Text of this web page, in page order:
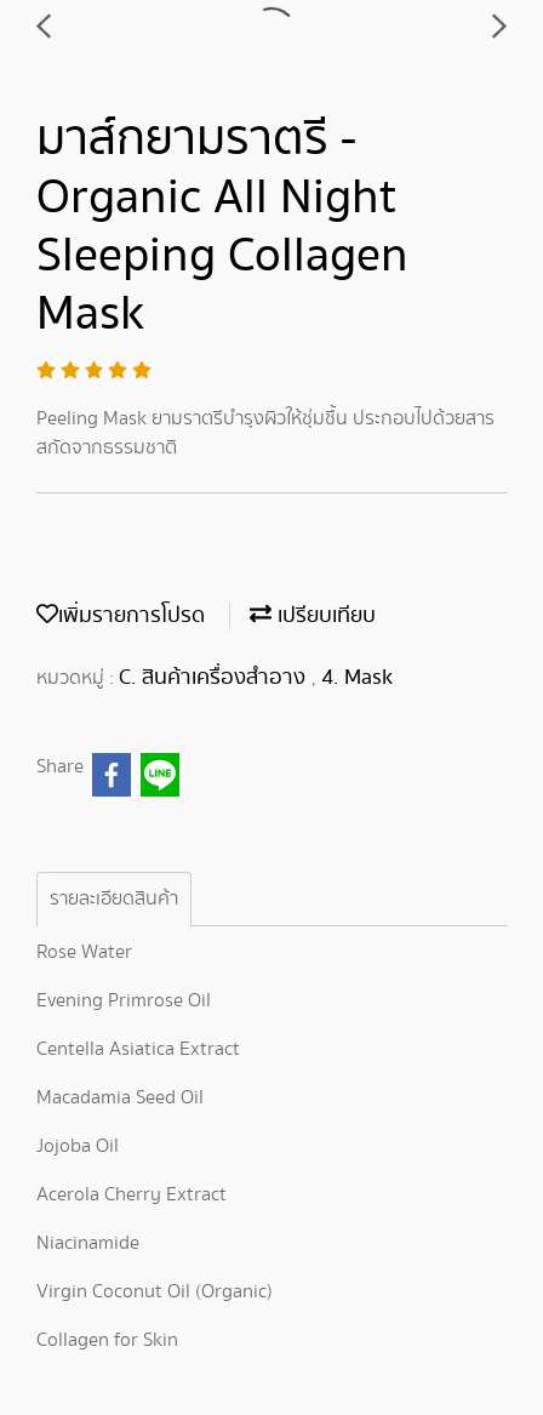
มาส์กยามราตรี -
Organic All Night
Sleeping Collagen
Mask
Peeling Mask ยามราตรีบำรุงผิวให้ชุ่มชื้น ประกอบไปด้วยสาร
สกัดจากธรรมชาติ
เพิ่มรายการโปรด เปรียบเทียบ
หมวดหมู่ : C. สินค้าเครื่องสำอาง , 4. Mask
Share
รายละเอียดสินค้า
Rose Water
Evening Primrose Oil
Centella Asiatica Extract
Macadamia Seed Oil
Jojoba Oil
Acerola Cherry Extract
Niacinamide
Virgin Coconut Oil (Organic)
Collagen for Skin